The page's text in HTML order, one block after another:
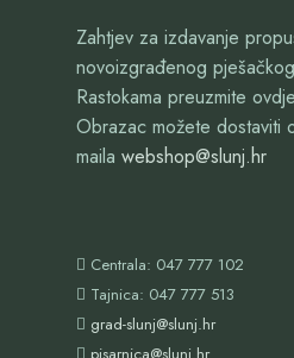
Zahtjev za izdavanje
novoizgrađenog
Rastokama preuzmite ovdje
Obrazac možete dostaviti
maila webshop@slunj.hr
Centrala: 047 777 102
Tajnica: 047 777 513
grad-slunj@slunj.hr